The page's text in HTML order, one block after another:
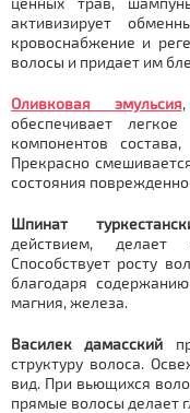
активизирует
кровоснабжение и
волосы и придает им
Оливковая эмульсия
обеспечивает
компонентов
Прекрасно
состояния
Шпинат
действием,
Способствует росту
благодаря
магния, железа.
Василек дамасский
структуру волоса.
вид. При вьющихся
прямые волосы делает